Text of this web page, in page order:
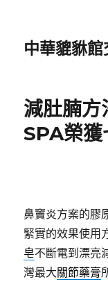
中華貔貅
減肚腩方
SPA榮獲
鼻竇炎方案的膠
緊實的效果使用
皂不斷電到漂亮
灣最大關節藥膏